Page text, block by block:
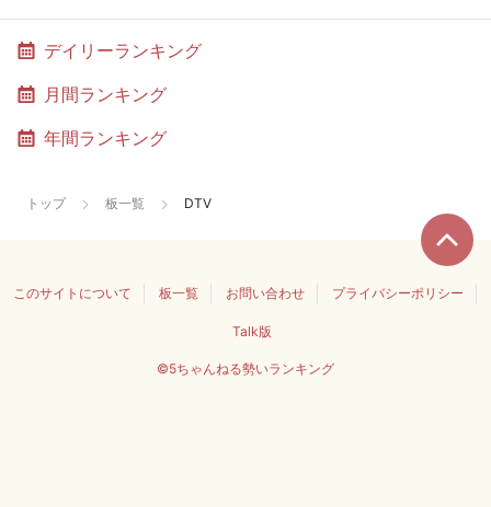
デイリーランキング
月間ランキング
年間ランキング
トップ 板一覧 DTV
このサイトについて 板一覧 お問い合わせ プライバシーポリシー
Talk版
©5ちゃんねる勢いランキング